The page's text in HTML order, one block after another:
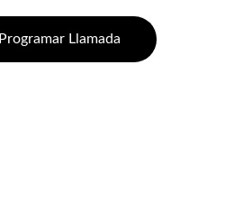
Programar Llamada